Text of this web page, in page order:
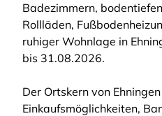
Badezimmern,
Rollläden,
ruhiger Wohnlage in
bis 31.08.2026.
Der Ortskern von
Einkaufsmöglichkeiten,